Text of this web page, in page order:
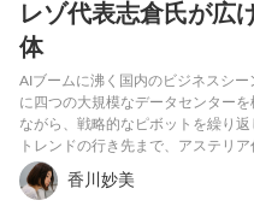
レゾ代表志倉氏が広
体
AIブームに沸く国内のビジネスシ
に四つの大規模なデータセンター
ながら、戦略的なピボットを繰り
トレンドの行き先まで、アステリ
香川妙美